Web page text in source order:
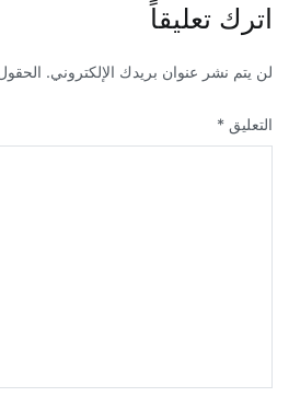
اترك تعليقاً
لن يتم نشر عنوان بريدك الإلكتروني.
التعليق *